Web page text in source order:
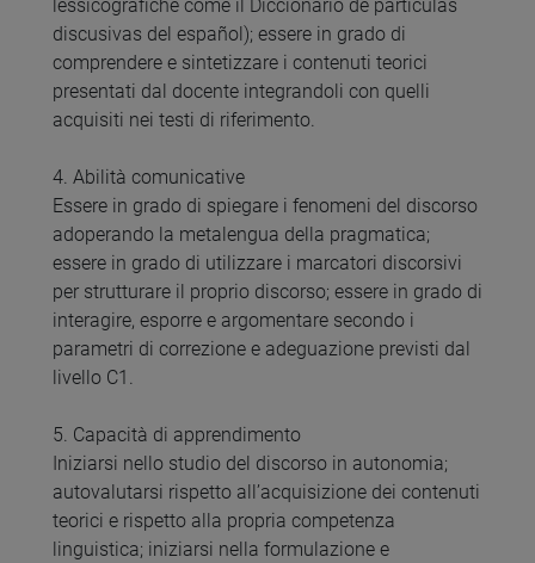
lessicografiche come il Diccionario de partículas
discusivas del español); essere in grado di
comprendere e sintetizzare i contenuti teorici
presentati dal docente integrandoli con quelli
acquisiti nei testi di riferimento.
4. Abilità comunicative
Essere in grado di spiegare i fenomeni del discorso
adoperando la metalengua della pragmatica;
essere in grado di utilizzare i marcatori discorsivi
per strutturare il proprio discorso; essere in grado di
interagire, esporre e argomentare secondo i
parametri di correzione e adeguazione previsti dal
livello C1.
5. Capacità di apprendimento
Iniziarsi nello studio del discorso in autonomia;
autovalutarsi rispetto all’acquisizione dei contenuti
teorici e rispetto alla propria competenza
linguistica; iniziarsi nella formulazione e